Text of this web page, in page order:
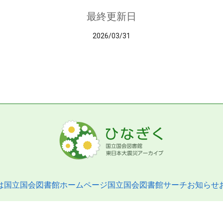
最終更新日
2026/03/31
国立国会図書館ホームページ国立国会図書館サーチお知らせ